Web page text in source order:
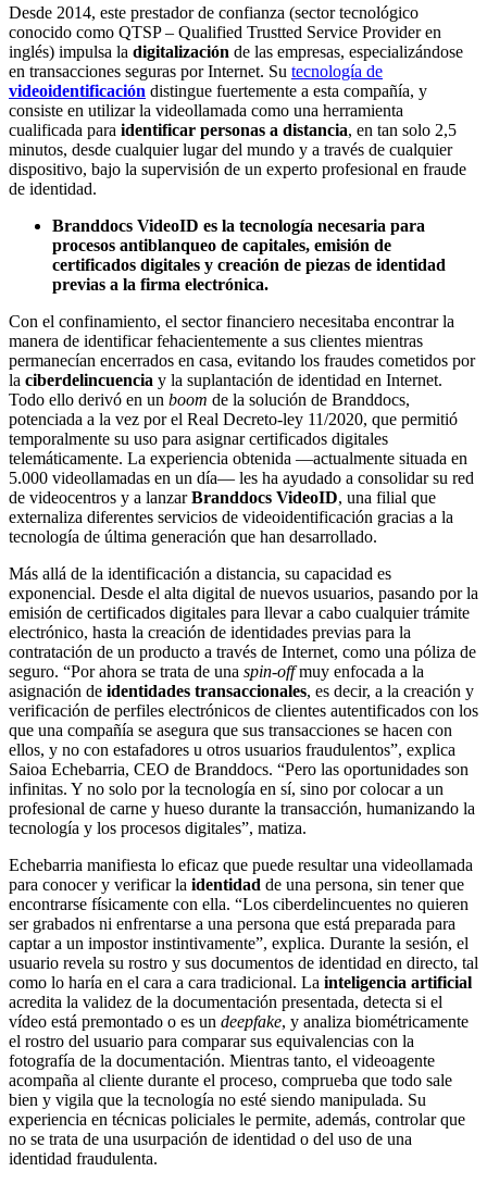
Desde 2014, este prestador de confianza (sector tecnológico
conocido como QTSP – Qualified Trustted Service Provider en
inglés) impulsa la digitalización de las empresas, especializándose
en transacciones seguras por Internet. Su tecnología de
videoidentificación distingue fuertemente a esta compañía, y
consiste en utilizar la videollamada como una herramienta
cualificada para identificar personas a distancia, en tan solo 2,5
minutos, desde cualquier lugar del mundo y a través de cualquier
dispositivo, bajo la supervisión de un experto profesional en fraude
de identidad.
Branddocs VideoID es la tecnología necesaria para
procesos antiblanqueo de capitales, emisión de
certificados digitales y creación de piezas de identidad
previas a la firma electrónica.
Con el confinamiento, el sector financiero necesitaba encontrar la
manera de identificar fehacientemente a sus clientes mientras
permanecían encerrados en casa, evitando los fraudes cometidos por
la ciberdelincuencia y la suplantación de identidad en Internet.
Todo ello derivó en un boom de la solución de Branddocs,
potenciada a la vez por el Real Decreto-ley 11/2020, que permitió
temporalmente su uso para asignar certificados digitales
telemáticamente. La experiencia obtenida —actualmente situada en
5.000 videollamadas en un día— les ha ayudado a consolidar su red
de videocentros y a lanzarBranddocs VideoID, una filial que
externaliza diferentes servicios de videoidentificación gracias a la
tecnología de última generación que han desarrollado.
Más allá de la identificación a distancia, su capacidad es
exponencial. Desde el alta digital de nuevos usuarios, pasando por la
emisión de certificados digitales para llevar a cabo cualquier trámite
electrónico, hasta la creación de identidades previas para la
contratación de un producto a través de Internet, como una póliza de
seguro. “Por ahora se trata de una spin-offmuy enfocada a la
asignación de identidades transaccionales, es decir, a la creación y
verificación de perfiles electrónicos de clientes autentificados con los
que una compañía se asegura que sus transacciones se hacen con
ellos, y no con estafadores u otros usuarios fraudulentos”, explica
Saioa Echebarria, CEO de Branddocs. “Pero las oportunidades son
infinitas. Y no solo por la tecnología en sí, sino por colocar a un
profesional de carne y hueso durante la transacción, humanizando la
tecnología y los procesos digitales”, matiza.
Echebarria manifiesta lo eficaz que puede resultar una videollamada
para conocer y verificar la identidad de una persona, sin tener que
encontrarse físicamente con ella. “Los ciberdelincuentes no quieren
ser grabados ni enfrentarse a una persona que está preparada para
captar a un impostor instintivamente”, explica. Durante la sesión, el
usuario revela su rostro y sus documentos de identidad en directo, tal
como lo haría en el cara a cara tradicional. La inteligencia artificial
acredita la validez de la documentación presentada, detecta si el
vídeo está premontado o es un deepfake, y analiza biométricamente
el rostro del usuario para comparar sus equivalencias con la
fotografía de la documentación. Mientras tanto, el videoagente
acompaña al cliente durante el proceso, comprueba que todo sale
bien y vigila que la tecnología no esté siendo manipulada. Su
experiencia en técnicas policiales le permite, además, controlar que
no se trata de una usurpación de identidad o del uso de una
identidad fraudulenta.